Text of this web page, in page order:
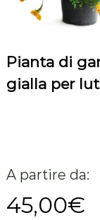
t
à
Pianta di
gialla per
A partire da:
45,00€